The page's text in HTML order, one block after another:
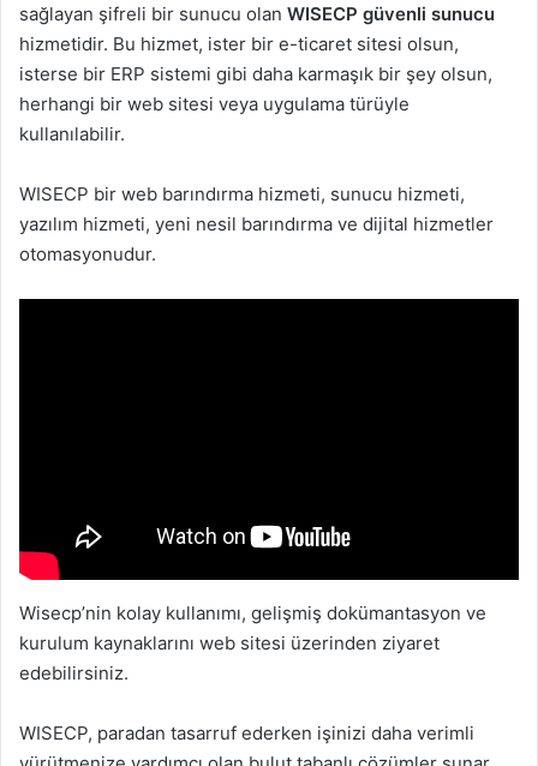
sağlayan şifreli bir sunucu olan WISECP güvenli sunucu
hizmetidir. Bu hizmet, ister bir e-ticaret sitesi olsun,
isterse bir ERP sistemi gibi daha karmaşık bir şey olsun,
herhangi bir web sitesi veya uygulama türüyle
kullanılabilir.
WISECP bir web barındırma hizmeti, sunucu hizmeti,
yazılım hizmeti, yeni nesil barındırma ve dijital hizmetler
otomasyonudur.
Wisecp’nin kolay kullanımı, gelişmiş dokümantasyon ve
kurulum kaynaklarını web sitesi üzerinden ziyaret
edebilirsiniz.
WISECP, paradan tasarruf ederken işinizi daha verimli